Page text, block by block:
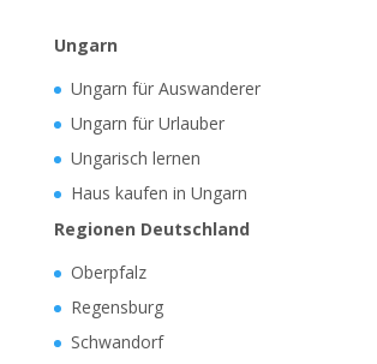
Ungarn
Ungarn für Auswanderer
Ungarn für Urlauber
Ungarisch lernen
Haus kaufen in Ungarn
Regionen Deutschland
Oberpfalz
Regensburg
Schwandorf